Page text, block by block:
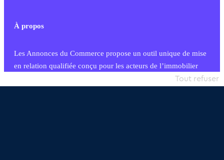
À propos
Les Annonces du Commerce propose un outil unique de mise
en relation qualifiée conçu pour les acteurs de l’immobilier
commercial et les collectivités territoriales, simple et intégrant
Tout refuser